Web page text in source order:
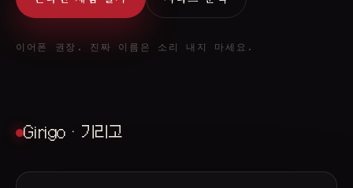
이어폰 권장. 진짜 이름은 소리 내지 마세요.
Girigo · 기리고